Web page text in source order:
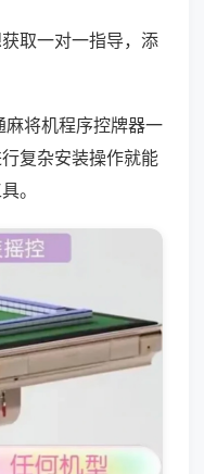
取一对一指导，添
将机程序控牌器一
复杂安装操作就能
。